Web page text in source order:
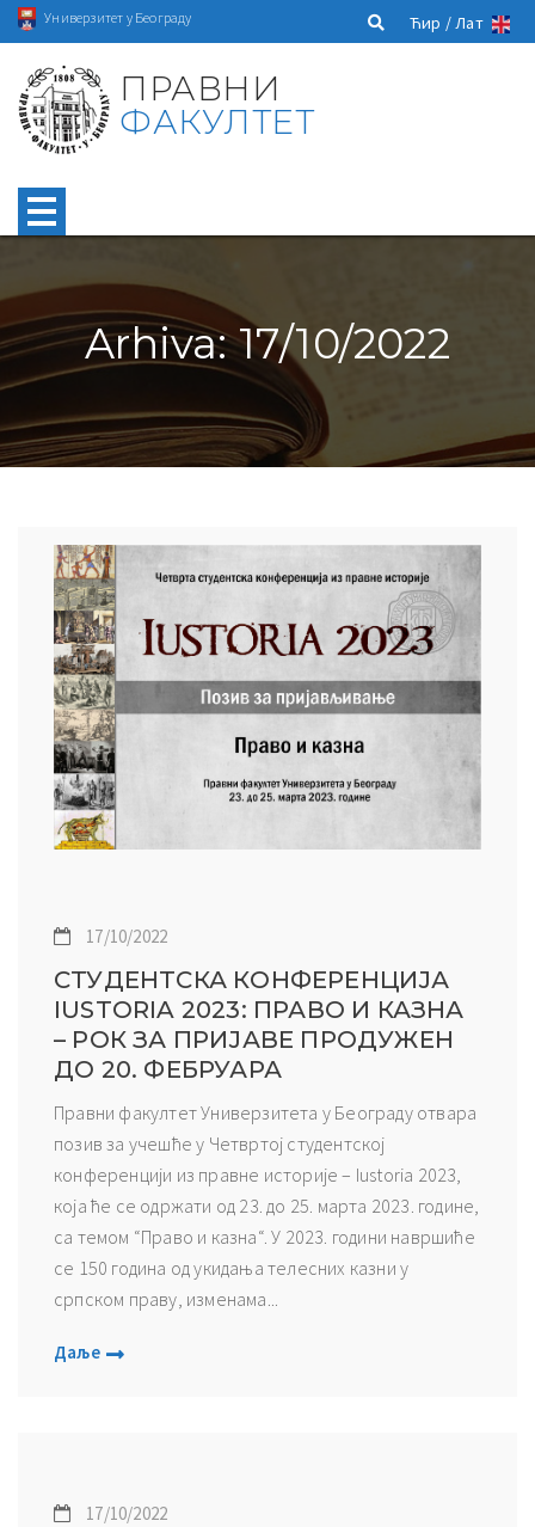
Универзитет у Београду Ћир /Лат
ПРАВНИ
ФАКУЛТЕТ
Arhiva: 17/10/2022
17/10/2022
СТУДЕНТСКА КОНФЕРЕНЦИЈА
IUSTORIA 2023: ПРАВО И КАЗНА
– РОК ЗА ПРИЈАВЕ ПРОДУЖЕН
ДО 20. ФЕБРУАРА
Правни факултет Универзитета у Београду отвара
позив за учешће у Четвртој студентској
конференцији из правне историје – Iustoria 2023,
која ће се одржати од 23. до 25. марта 2023. године,
са темом “Право и казна“. У 2023. години навршиће
се 150 година од укидања телесних казни у
српском праву, изменама...
Даље
17/10/2022